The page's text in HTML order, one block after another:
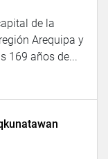
de la
Arequipa y
169 años de...